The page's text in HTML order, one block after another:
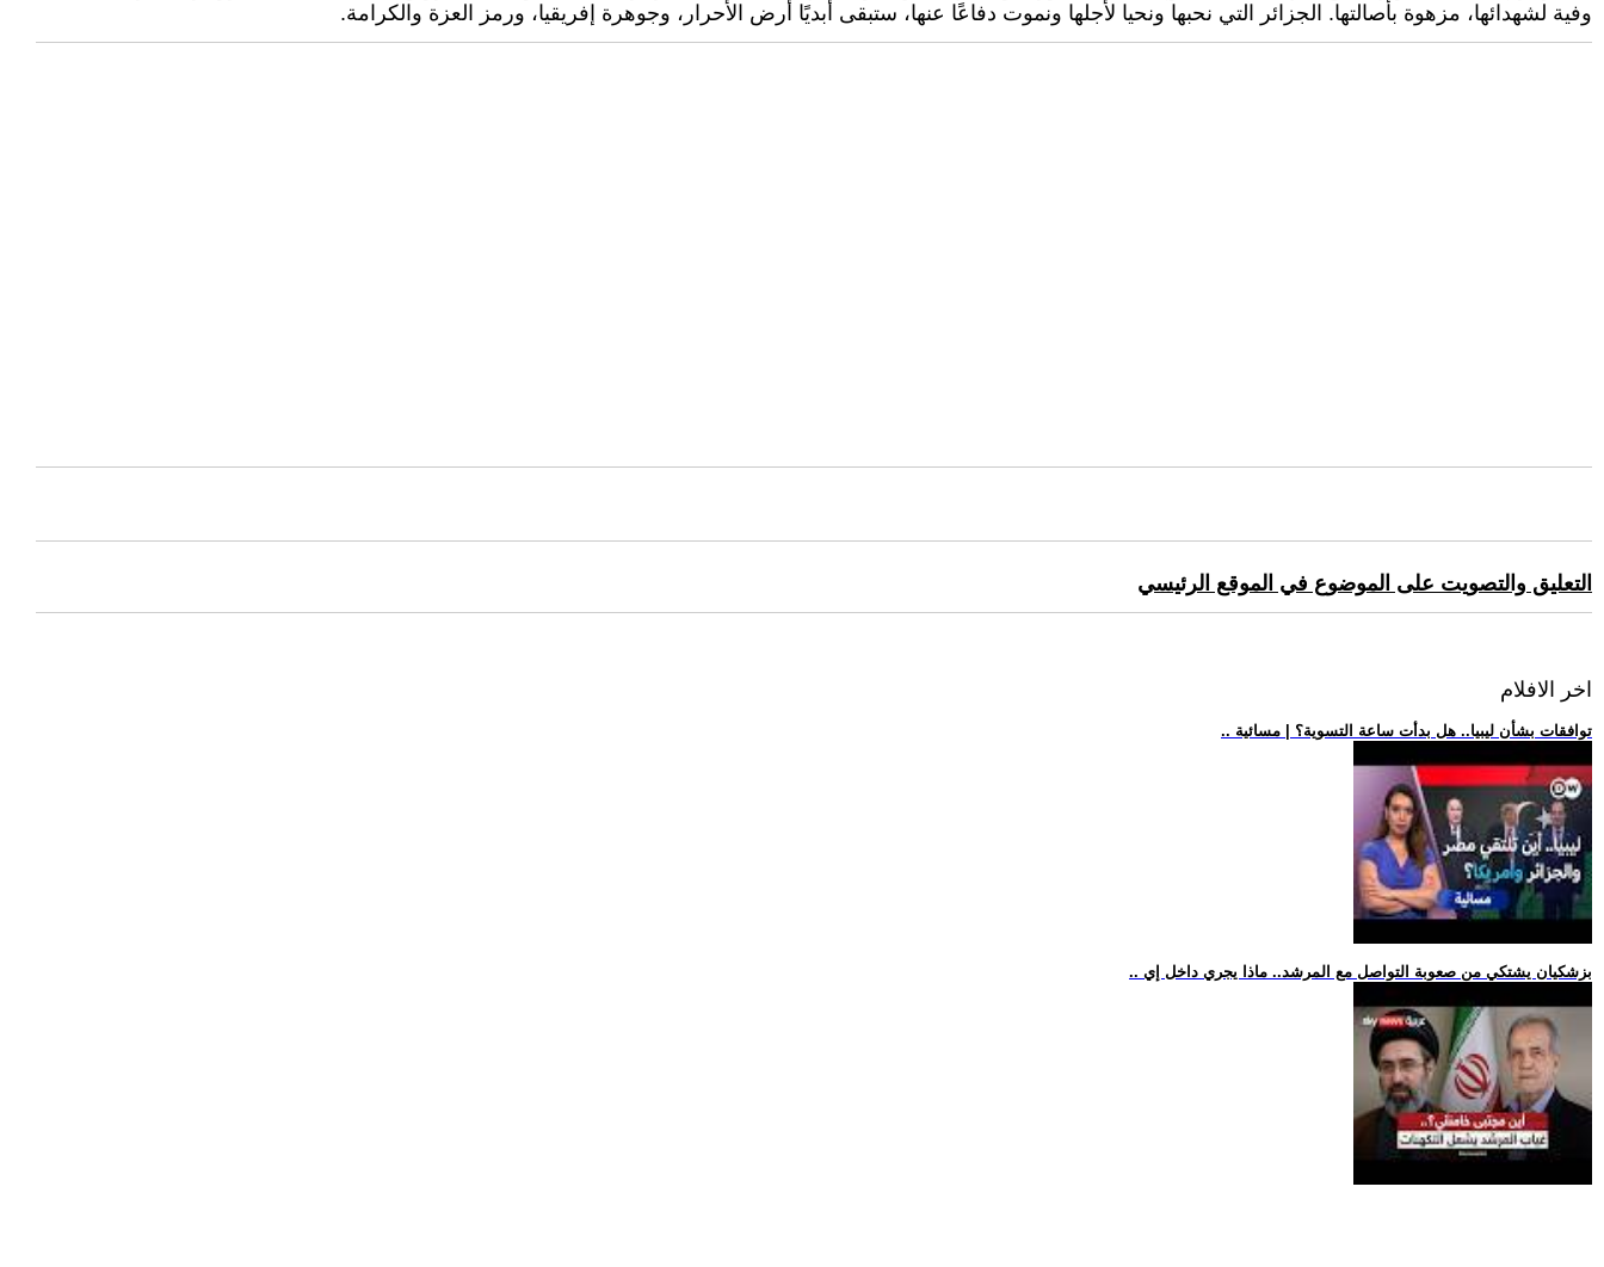
وفية لشهدائها، مزهوة بأصالتها. الجزائر التي نحبها ونحيا لأجلها ونموت دفاعًا عنها، ستبقى أبديًا أرض الأحرار، وجوهرة إفريقيا، ورمز العزة والكرامة.
التعليق والتصويت على الموضوع في الموقع الرئيسي
اخر الافلام
.. توافقات بشأن ليبيا.. هل بدأت ساعة التسوية؟ | مسائية
.. بزشكيان يشتكي من صعوبة التواصل مع المرشد.. ماذا يجري داخل إي